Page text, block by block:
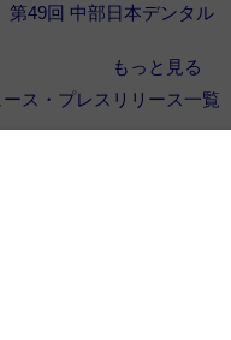
第49回 中部日本デンタル
もっと見る
ース・プレスリリース一覧